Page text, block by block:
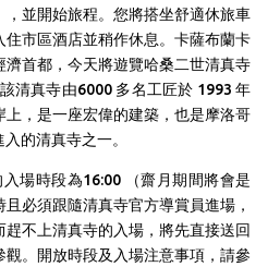
並開始旅程。 您將搭坐舒適休旅車
市區酒店並稍作休息。卡薩布蘭卡
濟首都，今天將遊覽哈桑二世清真寺
清真寺由6000 多名工匠於 1993 年
，是一座宏偉的建築，也是摩洛哥
的清真寺之一。
場時段為16:00 （齋月期間將會是
必須跟隨清真寺官方導賞員進場，
不上清真寺的入場，將先直接送回
。開放時段及入場注意事項，請參